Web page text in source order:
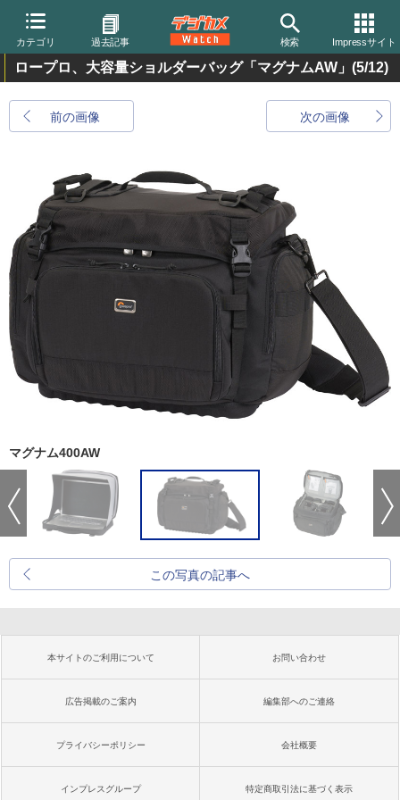
カテゴリ 過去記事 検索 Impressサイト
ロープロ、大容量ショルダーバッグ「マグナムAW」 (5/12)
前の画像 次の画像
マグナム400AW
この写真の記事へ
本サイトのご利用について お問い合わせ
広告掲載のご案内 編集部へのご連絡
プライバシーポリシー 会社概要
インプレスグループ 特定商取引法に基づく表示